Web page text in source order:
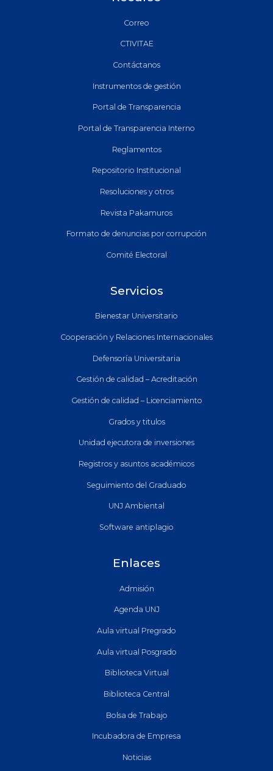
Correo
CTIVITAE
Contáctanos
Instrumentos de gestión
Portal de Transparencia
Portal de Transparencia Interno
Reglamentos
Repositorio Institucional
Resoluciones y otros
Revista Pakamuros
Formato de denuncias por corrupción
Comité Electoral
Servicios
Bienestar Universitario
Cooperación y Relaciones Internacionales
Defensoría Universitaria
Gestión de calidad – Acreditación
Gestión de calidad – Licenciamiento
Grados y titulos
Unidad ejecutora de inversiones
Registros y asuntos académicos
Seguimiento del Graduado
UNJ Ambiental
Software antiplagio
Enlaces
Admisión
Agenda UNJ
Aula virtual Pregrado
Aula virtual Posgrado
Biblioteca Virtual
Biblioteca Central
Bolsa de Trabajo
Incubadora de Empresa
Noticias